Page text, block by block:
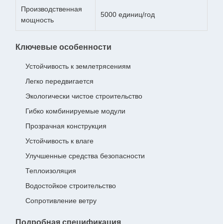
Производственная
мощность
5000 единиц/год
Ключевые особенности
Устойчивость к землетрясениям
Легко передвигается
Экологически чистое строительство
Гибко комбинируемые модули
Прозрачная конструкция
Устойчивость к влаге
Улучшенные средства безопасности
Теплоизоляция
Водостойкое строительство
Сопротивление ветру
Подробная спецификация